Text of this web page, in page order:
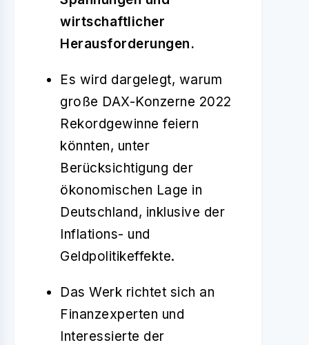
wirtschaftlicher
Herausforderungen.
Es wird dargelegt, warum
große DAX-Konzerne 2022
Rekordgewinne feiern
könnten, unter
Berücksichtigung der
ökonomischen Lage in
Deutschland, inklusive der
Inflations- und
Geldpolitikeffekte.
Das Werk richtet sich an
Finanzexperten und
Interessierte der